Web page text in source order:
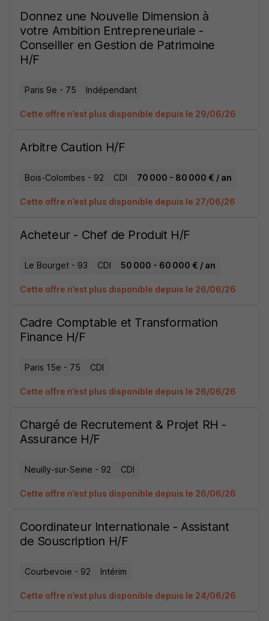
Donnez une Nouvelle Dimension à
votre Ambition Entrepreneuriale -
Conseiller en Gestion de Patrimoine
H/F
Paris 9e - 75 Indépendant
Cette offre n’est plus disponible depuis le 29/06/26
Arbitre Caution H/F
Bois-Colombes - 92 CDI 70 000 - 80 000 € / an
Cette offre n’est plus disponible depuis le 27/06/26
Acheteur - Chef de Produit H/F
Le Bourget - 93 CDI 50 000 - 60 000 € / an
Cette offre n’est plus disponible depuis le 26/06/26
Cadre Comptable et Transformation
Finance H/F
Paris 15e - 75 CDI
Cette offre n’est plus disponible depuis le 26/06/26
Chargé de Recrutement & Projet RH -
Assurance H/F
Neuilly-sur-Seine - 92 CDI
Cette offre n’est plus disponible depuis le 26/06/26
Coordinateur Internationale - Assistant
de Souscription H/F
Courbevoie - 92 Intérim
Cette offre n’est plus disponible depuis le 24/06/26